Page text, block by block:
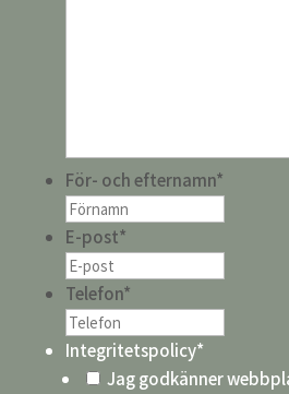
För- och efternamn*
E-post*
Telefon*
Integritetspolicy*
Jag godkänner